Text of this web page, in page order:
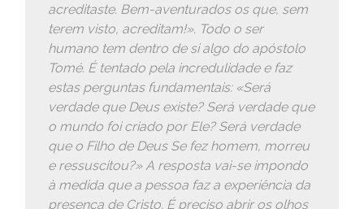
acreditaste. Bem-aventurados os que, sem
terem visto, acreditam!». Todo o ser
humano tem dentro de si algo do apóstolo
Tomé. É tentado pela incredulidade e faz
estas perguntas fundamentais: «Será
verdade que Deus existe? Será verdade que
o mundo foi criado por Ele? Será verdade
que o Filho de Deus Se fez homem, morreu
e ressuscitou?» A resposta vai-se impondo
à medida que a pessoa faz a experiência da
presença de Cristo. É preciso abrir os olhos